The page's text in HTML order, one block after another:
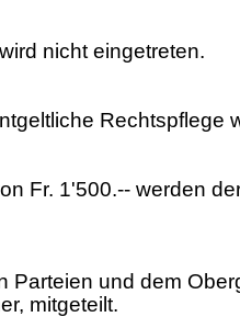
nicht eingetreten.
Rechtspflege
Fr. 1'500.-- werden
Parteien und dem
mitgeteilt.